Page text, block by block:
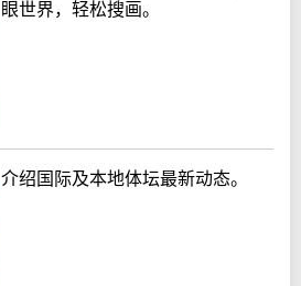
眼世界，轻松搜画。
介绍国际及本地体坛最新动态。